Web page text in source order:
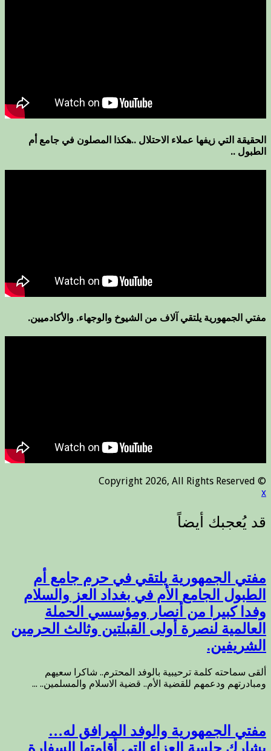
الحقيقة التي زيفها عملاء الاحتلال ..هكذا المصلون في جامع أم
الطبول ..
مفتي الجمهورية يلتقي آلاف من الشيوخ والوجهاء. والأكادميين.
© Copyright 2026, All Rights Reserved
x
مفتي الجمهورية يلتقي في حرم جامع أم
الطبول الجامع الأم في بغداد العز والسلام
وفدا كبيرا من أنصار ومؤسسي الحملة
العالمية لنصرة أولى القبلتين وثالث الحرمين
الشريفين.
ألقى سماحته كلمة ترحيبية بالوفد المحترم.. شاكرا سعيهم
ومبادرتهم ودعمهم للقضية الأم.. قضية الاسلام والمسلمين.. ...
مفتي الجمهورية والوفد المرافق له…